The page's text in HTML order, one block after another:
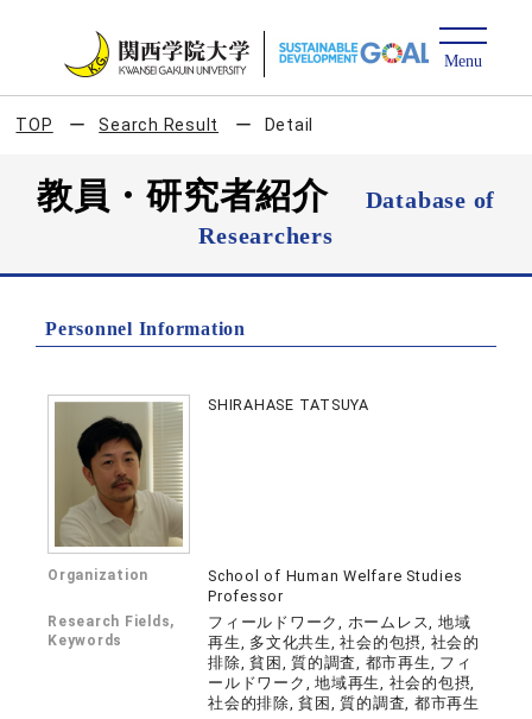
TOP Search Result Detail
教員・研究者紹介
Database of
Researchers
Personnel Information
SHIRAHASE TATSUYA
Organization
School of Human Welfare Studies
Professor
Research Fields,
Keywords
フィールドワーク, ホームレス, 地域
再生, 多文化共生, 社会的包摂, 社会的
排除, 貧困, 質的調査, 都市再生, フィ
ールドワーク, 地域再生, 社会的包摂,
社会的排除, 貧困, 質的調査, 都市再生